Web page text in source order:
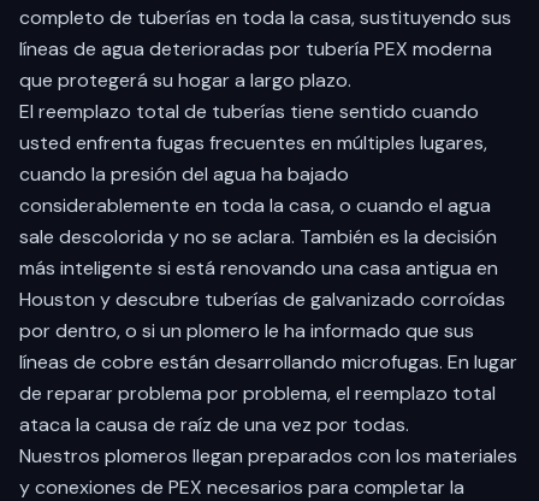
completo de tuberías en toda la casa, sustituyendo sus
líneas de agua deterioradas por tubería PEX moderna
que protegerá su hogar a largo plazo.
El reemplazo total de tuberías tiene sentido cuando
usted enfrenta fugas frecuentes en múltiples lugares,
cuando la presión del agua ha bajado
considerablemente en toda la casa, o cuando el agua
sale descolorida y no se aclara. También es la decisión
más inteligente si está renovando una casa antigua en
Houston y descubre tuberías de galvanizado corroídas
por dentro, o si un plomero le ha informado que sus
líneas de cobre están desarrollando microfugas. En lugar
de reparar problema por problema, el reemplazo total
ataca la causa de raíz de una vez por todas.
Nuestros plomeros llegan preparados con los materiales
y conexiones de PEX necesarios para completar la